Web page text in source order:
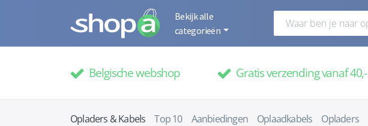
Bekijk alle
categorieën
Belgische webshop Gratis verzending vanaf 40,-
Opladers & Kabels Top 10 Aanbiedingen Oplaadkabels Opladers